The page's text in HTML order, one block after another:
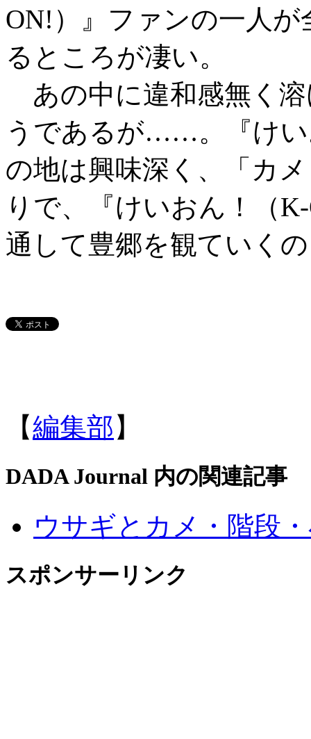
ON!）』ファンの一人
るところが凄い。
あの中に違和感無く
うであるが……。『けい
の地は興味深く、「カ
りで、『けいおん！（
通して豊郷を観ていく
【編集部 】
DADA Journal 内の関連記事
ウサギとカメ・階段
スポンサーリンク